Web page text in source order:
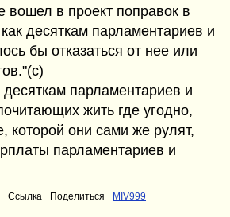
вошел в проект поправок в
десяткам парламентариев и
бы отказаться от нее или
парламентариев и
жить где угодно,
которой они сами же рулят,
парламентариев и
Ссылка Поделиться MIV999